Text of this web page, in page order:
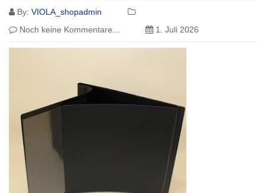
By: VIOLA_shopadmin
Noch keine Kommentare...
1. Juli 2026